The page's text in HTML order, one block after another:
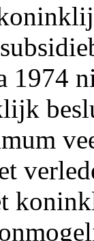
1974